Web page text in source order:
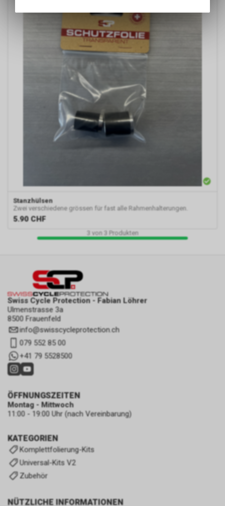
Stanzhülsen
Zwei verschiedene grössen für fast alle Rahmenhalterungen.
5.90 CHF
3 von 3 Produkten
Swiss Cycle Protection - Fabian Löhrer
Ulmenstrasse 3a
8500 Frauenfeld
info@swisscycleprotection.ch
079 552 85 00
+41 79 5528500
KATEGORIEN
Komplettfolierung-Kits
Universal-Kits V2
Zubehör
NÜTZLICHE INFORMATIONEN
ÖFFNUNGSZEITEN
Montag - Mittwoch
11:00 - 19:00 Uhr (nach Vereinbarung)
des Warenkorbs, zu
ermöglichen. Bitte beachten Sie,
dass die gespeicherten Daten
keinerlei Rückschlüsse auf Ihre
persönlichen Informationen